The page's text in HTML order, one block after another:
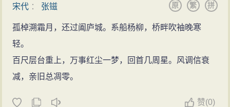
宋代 ： 张镃 拼
繁
原
孤棹溯霜月，还过阖庐城。系船杨柳，桥畔吹袖晚寒
轻。
百尺层台重上，万事红尘一梦，回首几周星。风调信衰
减，亲旧总凋零。
赞(0)